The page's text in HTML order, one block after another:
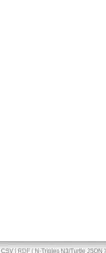
CSV| RDF ( N-Triples N3/Turtle JSON